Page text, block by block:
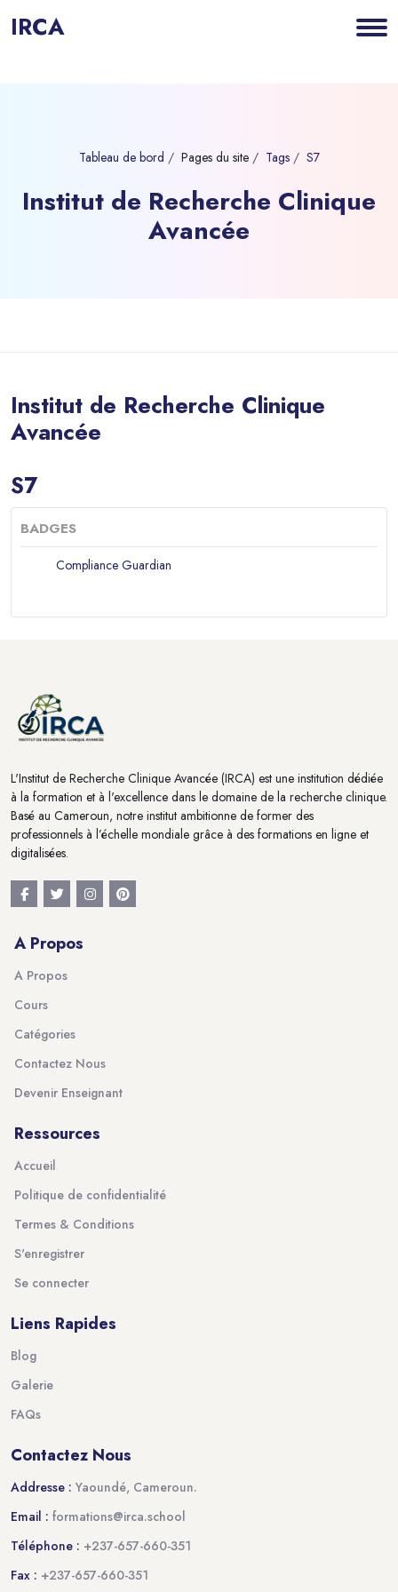
IRCA
Tableau de bord Pages du site Tags S7
Institut de Recherche Clinique
Avancée
Institut de Recherche Clinique
Avancée
Blocs
S7
BADGES
Compliance Guardian
L'Institut de Recherche Clinique Avancée (IRCA) est une institution dédiée
à la formation et à l'excellence dans le domaine de la recherche clinique.
Basé au Cameroun, notre institut ambitionne de former des
professionnels à l’échelle mondiale grâce à des formations en ligne et
digitalisées.
A Propos
A Propos
Cours
Catégories
Contactez Nous
Devenir Enseignant
Ressources
Accueil
Politique de confidentialité
Termes & Conditions
S'enregistrer
Se connecter
Liens Rapides
Blog
Galerie
FAQs
Contactez Nous
Addresse : Yaoundé, Cameroun.
Email : formations@irca.school
Téléphone : +237-657-660-351
Fax : +237-657-660-351